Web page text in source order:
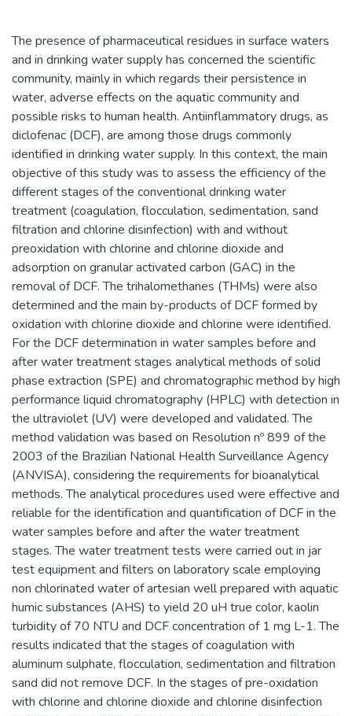
The presence of pharmaceutical residues in surface waters
and in drinking water supply has concerned the scientific
community, mainly in which regards their persistence in
water, adverse effects on the aquatic community and
possible risks to human health. Antiinflammatory drugs, as
diclofenac (DCF), are among those drugs commonly
identified in drinking water supply. In this context, the main
objective of this study was to assess the efficiency of the
different stages of the conventional drinking water
treatment (coagulation, flocculation, sedimentation, sand
filtration and chlorine disinfection) with and without
preoxidation with chlorine and chlorine dioxide and
adsorption on granular activated carbon (GAC) in the
removal of DCF. The trihalomethanes (THMs) were also
determined and the main by-products of DCF formed by
oxidation with chlorine dioxide and chlorine were identified.
For the DCF determination in water samples before and
after water treatment stages analytical methods of solid
phase extraction (SPE) and chromatographic method by high
performance liquid chromatography (HPLC) with detection in
the ultraviolet (UV) were developed and validated. The
method validation was based on Resolution nº 899 of the
2003 of the Brazilian National Health Surveillance Agency
(ANVISA), considering the requirements for bioanalytical
methods. The analytical procedures used were effective and
reliable for the identification and quantification of DCF in the
water samples before and after the water treatment
stages. The water treatment tests were carried out in jar
test equipment and filters on laboratory scale employing
non chlorinated water of artesian well prepared with aquatic
humic substances (AHS) to yield 20 uH true color, kaolin
turbidity of 70 NTU and DCF concentration of 1 mg L-1. The
results indicated that the stages of coagulation with
aluminum sulphate, flocculation, sedimentation and filtration
sand did not remove DCF. In the stages of pre-oxidation
with chlorine and chlorine dioxide and chlorine disinfection